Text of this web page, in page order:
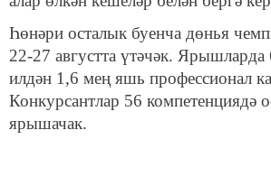
Һөнәри осталык буенча дөнья
22-27 августта үтәчәк. Ярышларда
илдән 1,6 мең яшь профессионал
Конкурсантлар 56 компетенциядә
ярышачак.